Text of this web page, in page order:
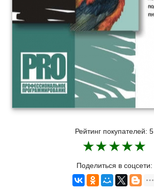
Рейтинг покупателей: 5
★
★
★
★
★
Поделиться в соцсети: